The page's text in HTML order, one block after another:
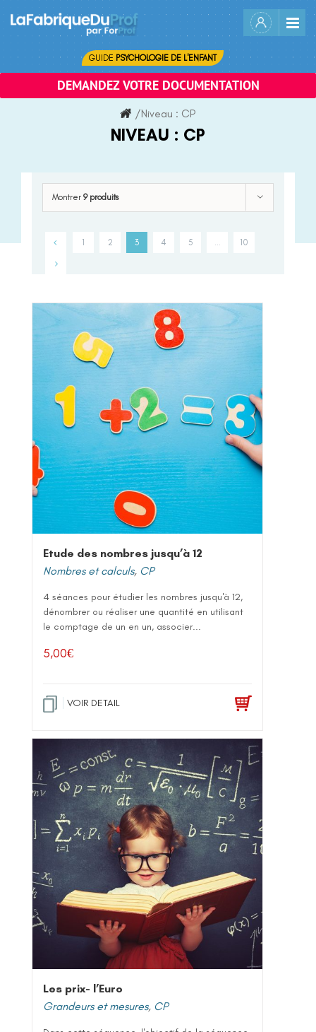
content
GUIDE PSYCHOLOGIE DE L'ENFANT
DEMANDEZ VOTRE DOCUMENTATION
/Niveau : CP
NIVEAU : CP
Montrer 9 produits
1 2 3 4 5 10
Etude des nombres jusqu’à 12
Nombres et calculs, CP
4 séances pour étudier les nombres jusqu'à 12,
dénombrer ou réaliser une quantité en utilisant
le comptage de un en un, associer...
5,00€
VOIR DETAIL
Les prix- l’Euro
Grandeurs et mesures, CP